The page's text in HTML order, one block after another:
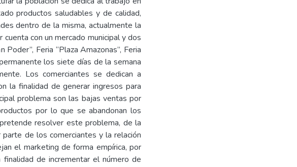
productos saludables y de calidad,
dentro de la misma, actualmente la
con un mercado municipal y dos
Poder”, Feria “Plaza Amazonas”, Feria
los siete días de la semana
Los comerciantes se dedican a
la finalidad de generar ingresos para
problema son las bajas ventas por
por lo que se abandonan los
resolver este problema, de la
de los comerciantes y la relación
el marketing de forma empírica, por
de incrementar el número de